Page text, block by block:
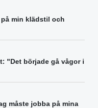
min klädstil och
"Det började gå vågor i
måste jobba på mina